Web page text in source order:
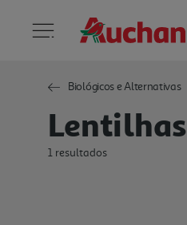
Biológicos e Alternativas
Lentilhas
1 resultados